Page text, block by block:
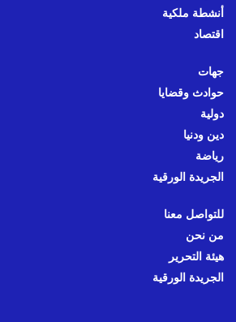
أنشطة ملكية
اقتصاد
جهات
حوادث وقضايا
دولية
دين ودنيا
رياضة
الجريدة الورقية
للتواصل معنا
من نحن
هيئة التحرير
الجريدة الورقية